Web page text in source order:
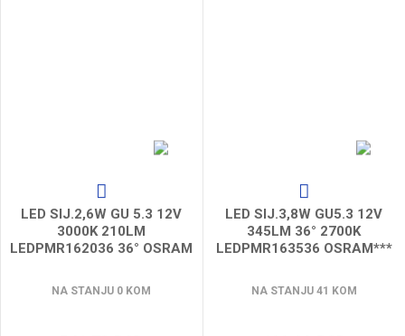
LED SIJ.2,6W GU 5.3 12V
3000K 210LM
LEDPMR162036 36° OSRAM
NA STANJU 0 KOM
LED SIJ.3,8W GU5.3 12V
345LM 36° 2700K
LEDPMR163536 OSRAM***
NA STANJU 41 KOM